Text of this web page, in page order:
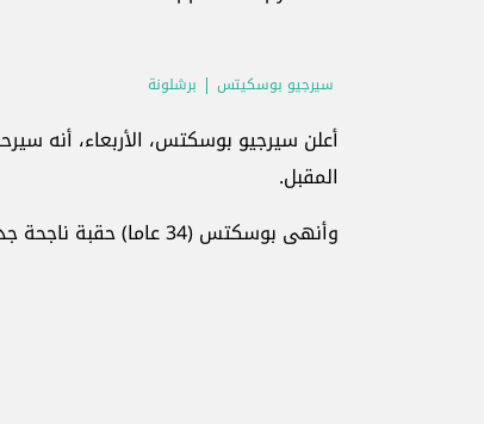
سيرجيو بوسكيتس برشلونة
أعلن سيرجيو بوسكتس، الأربعاء، أنه
المقبل.
وأنهى بوسكتس (34 عاما) حقبة ناجحة جدا في صفوف الفريق الكتالوني، حقق فيها جميع الألقاب الممكنة.